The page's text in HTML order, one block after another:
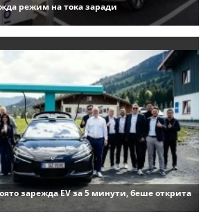
режим на тока заради
зарежда EV за 5 минути, беше открита